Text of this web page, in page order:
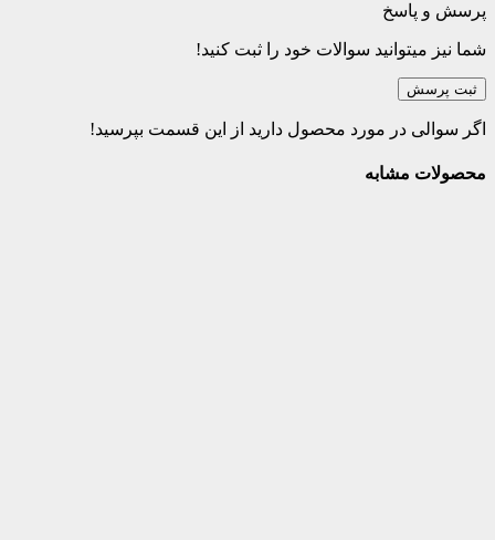
پرسش و پاسخ
شما نیز میتوانید سوالات خود را ثبت کنید!
ثبت پرسش
اگر سوالی در مورد محصول دارید از این قسمت بپرسید!
محصولات مشابه